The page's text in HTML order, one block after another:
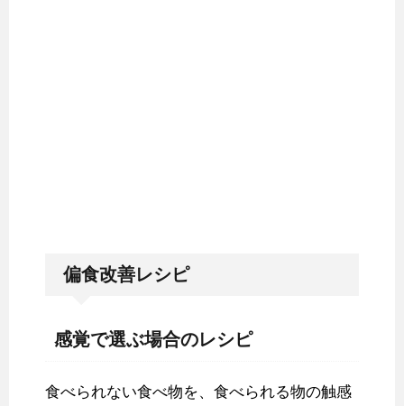
偏食改善レシピ
感覚で選ぶ場合のレシピ
食べられない食べ物を、食べられる物の触感